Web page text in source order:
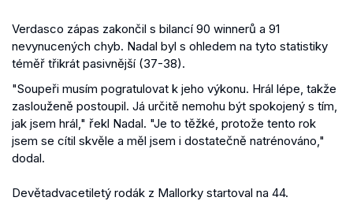
Verdasco zápas zakončil s bilancí 90 winnerů a 91
nevynucených chyb. Nadal byl s ohledem na tyto statistiky
téměř třikrát pasivnější (37-38).
"Soupeři musím pogratulovat k jeho výkonu. Hrál lépe, takže
zaslouženě postoupil. Já určitě nemohu být spokojený s tím,
jak jsem hrál," řekl Nadal. "Je to těžké, protože tento rok
jsem se cítil skvěle a měl jsem i dostatečně natrénováno,"
dodal.
Devětadvacetiletý rodák z Mallorky startoval na 44.